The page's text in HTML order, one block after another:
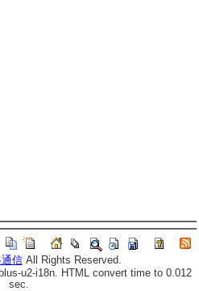
信All Rights Reserved.
u2-i18n. HTML convert time to 0.012
sec.